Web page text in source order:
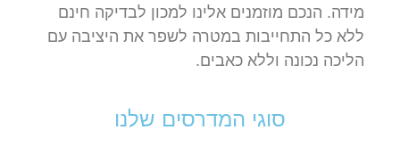
מידה. הנכם מוזמנים אלינו למכון לבדיקה חינם
ללא כל התחייבות במטרה לשפר את היציבה עם
הליכה נכונה וללא כאבים.
סוגי המדרסים שלנו